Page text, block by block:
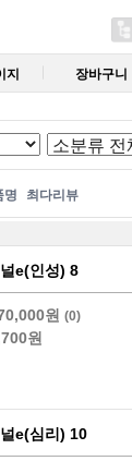
지 장바구니
명 최다리뷰
e(인성) 8
원 (0)
원
e(심리) 10